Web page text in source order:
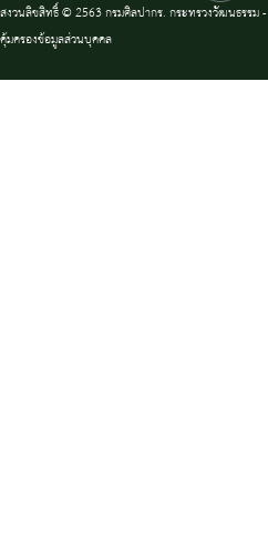
สงวนลิขสิทธิ์ © 2563 กรมศิลปากร. กระทรวงวัฒนธรรม -
คุ้มครองข้อมูลส่วนบุคคล